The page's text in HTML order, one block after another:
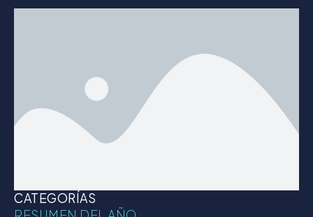
CATEGORÍAS